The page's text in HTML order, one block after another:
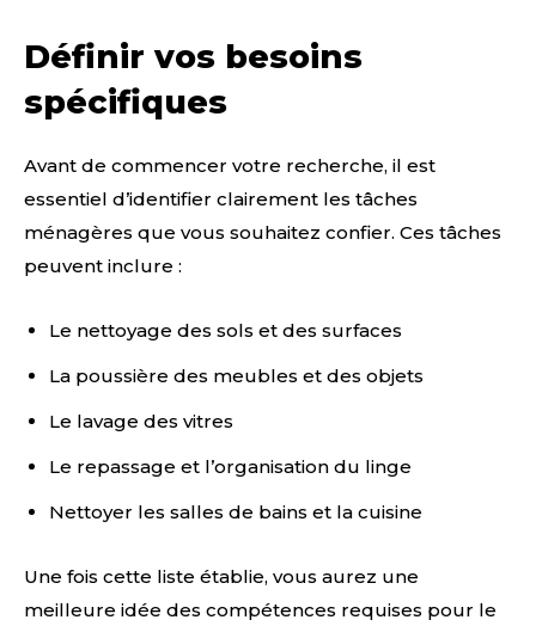
Définir vos besoins
spécifiques
Avant de commencer votre recherche, il est
essentiel d’identifier clairement les tâches
ménagères que vous souhaitez confier. Ces tâches
peuvent inclure :
Le nettoyage des sols et des surfaces
La poussière des meubles et des objets
Le lavage des vitres
Le repassage et l’organisation du linge
Nettoyer les salles de bains et la cuisine
Une fois cette liste établie, vous aurez une
meilleure idée des compétences requises pour le